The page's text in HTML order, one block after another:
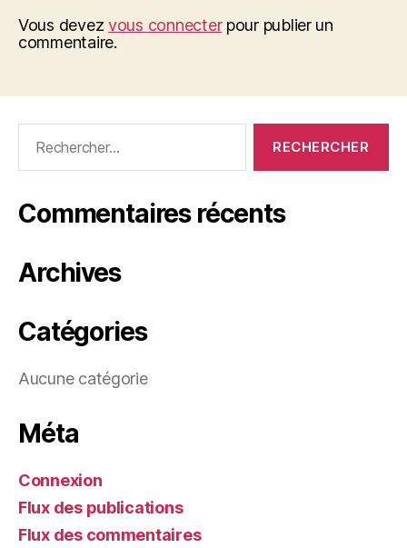
Vous devezvous connecterpour publier un
commentaire.
Commentaires récents
Archives
Catégories
Aucune catégorie
Méta
Connexion
Flux des publications
Flux des commentaires